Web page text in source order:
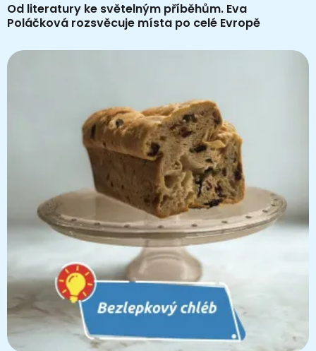
Od literatury ke světelným příběhům. Eva
Poláčková rozsvěcuje místa po celé Evropě